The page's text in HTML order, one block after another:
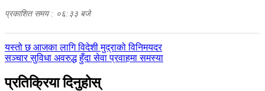
प्रकाशित समय : ०६:३३ बजे
पछिल्लाे
-
यस्तो छ आजका लागि विदेशी मुद्राको विनिमयदर
अघिल्लाे
सञ्चार सुविधा अवरुद्ध हुँदा सेवा प्रवाहमा समस्या
प्रतिक्रिया दिनुहोस्